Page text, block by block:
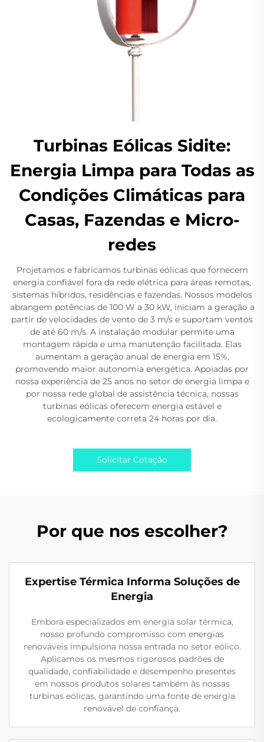
Turbinas Eólicas Sidite:
Energia Limpa para Todas as
Condições Climáticas para
Casas, Fazendas e Micro-
redes
Projetamos e fabricamos turbinas eólicas que fornecem
energia confiável fora da rede elétrica para áreas remotas,
sistemas híbridos, residências e fazendas. Nossos modelos
abrangem potências de 100 W a 30 kW, iniciam a geração a
partir de velocidades de vento de 3 m/s e suportam ventos
de até 60 m/s. A instalação modular permite uma
montagem rápida e uma manutenção facilitada. Elas
aumentam a geração anual de energia em 15%,
promovendo maior autonomia energética. Apoiadas por
nossa experiência de 25 anos no setor de energia limpa e
por nossa rede global de assistência técnica, nossas
turbinas eólicas oferecem energia estável e
ecologicamente correta 24 horas por dia.
Solicitar Cotação
Por que nos escolher?
Expertise Térmica Informa Soluções de
Energia
Embora especializados em energia solar térmica,
nosso profundo compromisso com energias
renováveis impulsiona nossa entrada no setor eólico.
Aplicamos os mesmos rigorosos padrões de
qualidade, confiabilidade e desempenho presentes
em nossos produtos solares também às nossas
turbinas eólicas, garantindo uma fonte de energia
renovável de confiança.